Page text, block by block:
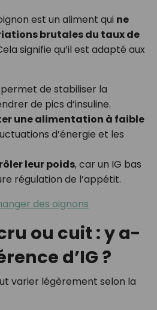
est un aliment qui ne
brutales du taux de
signifie qu’il est adapté aux
de stabiliser la
de pics d’insuline.
une alimentation à faible
d’énergie et les
leur poids, car un IG bas
régulation de l’appétit.
des oignons
ou cuit : y a-
d’IG ?
varier légèrement selon la